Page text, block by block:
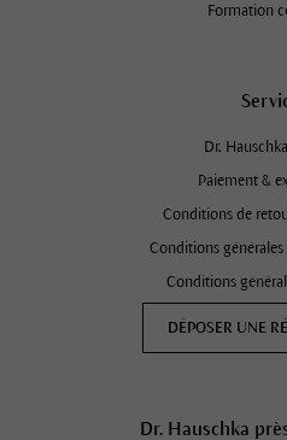
Formation
Dr.
Paiement &
Conditions de
Conditions
Conditions
DÉPOSER UNE
Dr. Hauschka